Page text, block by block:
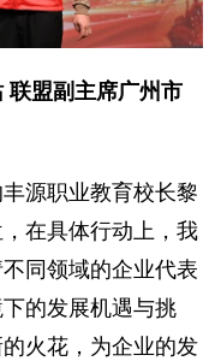
联盟副主席广州市
源职业教育校长黎
在具体行动上，我
同领域的企业代表
的发展机遇与挑
火花，为企业的发